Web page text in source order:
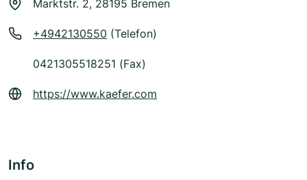
Marktstr. 2, 28195 Bremen
+4942130550 (Telefon)
0421305518251 (Fax)
https://www.kaefer.com
Info